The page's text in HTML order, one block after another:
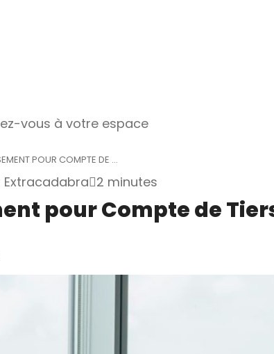
vous à votre espace
POUR COMPTE DE ...
Extracadabra 2 minutes
pour Compte de